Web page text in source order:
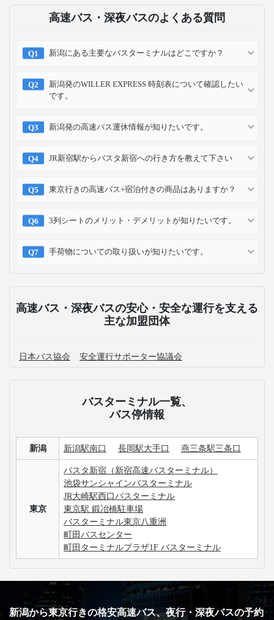
高速バス・深夜バスのよくある質問
新潟にある主要なバスターミナルはどこですか？
新潟発のWILLER EXPRESS 時刻表について確認したい
です。
新潟発の高速バス運休情報が知りたいです。
JR新宿駅からバスタ新宿への行き方を教えて下さい
東京行きの高速バス+宿泊付きの商品はありますか？
3列シートのメリット・デメリットが知りたいです。
手荷物についての取り扱いが知りたいです。
高速バス・深夜バスの安心・安全な運行を支える
主な加盟団体
日本バス協会 安全運行サポーター協議会
バスターミナル一覧、
バス停情報
新潟 新潟駅南口 長岡駅大手口 燕三条駅三条口
東京
バスタ新宿（新宿高速バスターミナル）
池袋サンシャインバスターミナル
JR大崎駅西口バスターミナル
東京駅 鍛冶橋駐車場
バスターミナル東京八重洲
町田バスセンター
町田ターミナルプラザ1F バスターミナル
新潟から東京行きの格安高速バス、夜行・深夜バスの予約